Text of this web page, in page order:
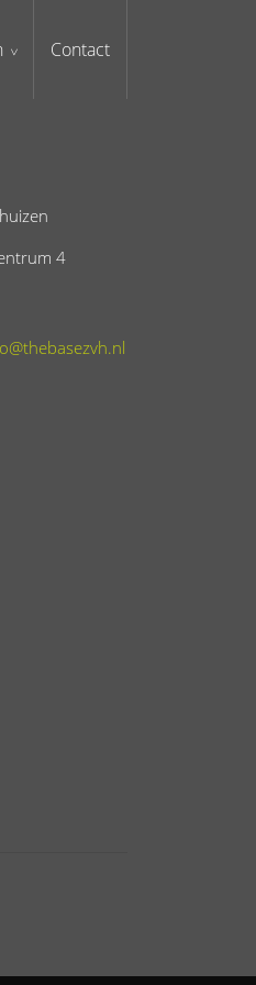
Contact
4